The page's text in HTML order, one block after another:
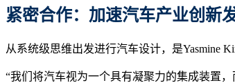
紧密合作：加速汽车产业创新
从系统级思维出发进行汽车设计，是Yasmine
“我们将汽车视为一个具有凝聚力的集成装置